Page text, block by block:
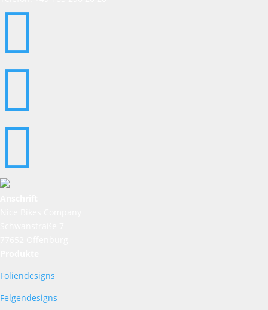



Foliendesigns
Felgendesigns